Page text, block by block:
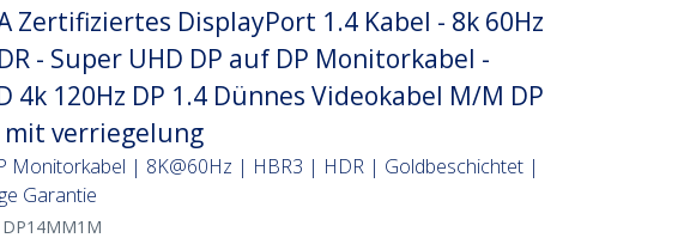
Zertifiziertes DisplayPort 1.4 Kabel - 8k 60Hz
- Super UHD DP auf DP Monitorkabel -
4k 120Hz DP 1.4 Dünnes Videokabel M/M DP
mit verriegelung
Monitorkabel | 8K@60Hz | HBR3 | HDR | Goldbeschichtet |
Garantie
DP14MM1M